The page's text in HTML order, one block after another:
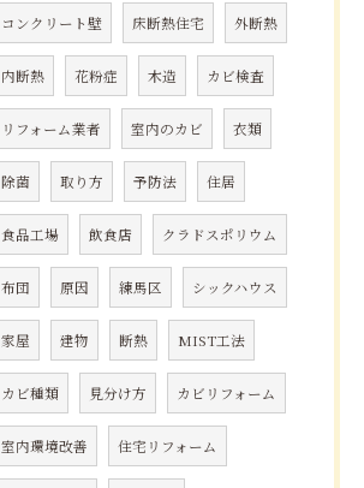
コンクリート壁 床断熱住宅 外断熱
内断熱 花粉症 木造 カビ検査
リフォーム業者 室内のカビ 衣類
除菌 取り方 予防法 住居
食品工場 飲食店 クラドスポリウム
布団 原因 練馬区 シックハウス
家屋 建物 断熱 MIST工法
カビ種類 見分け方 カビリフォーム
室内環境改善 住宅リフォーム